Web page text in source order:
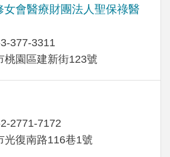
女會醫療財團法人聖保祿醫
377-3311
桃園區建新街123號
2771-7172
光復南路116巷1號